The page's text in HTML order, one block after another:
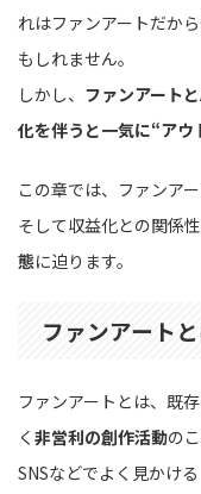
れはファンアートだか
もしれません。
しかし、 ファンアート
化を伴うと一気に“アウ
この章では、ファンア
そして収益化との関係性
態に迫ります。
ファンアート
ファンアートとは、既
く 非営利の創作活動の
SNSなどでよく見かけ